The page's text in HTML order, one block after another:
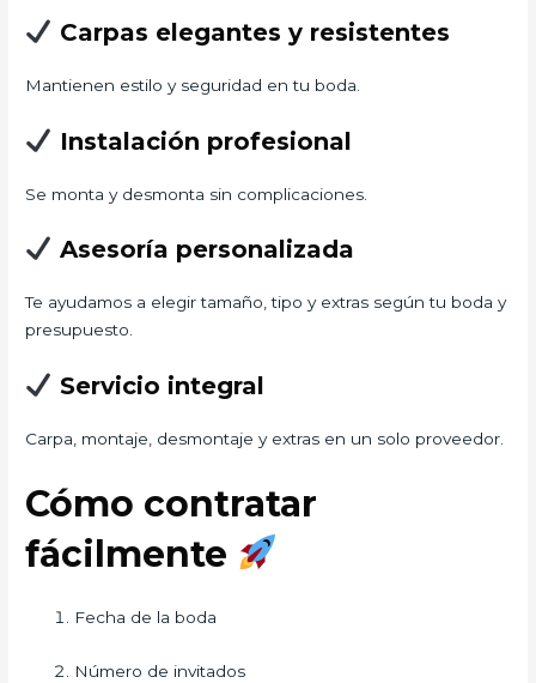
Carpas elegantes y resistentes
Mantienen estilo y seguridad en tu boda.
Instalación profesional
Se monta y desmonta sin complicaciones.
Asesoría personalizada
Te ayudamos a elegir tamaño, tipo y extras según tu boda y
presupuesto.
Servicio integral
Carpa, montaje, desmontaje y extras en un solo proveedor.
Cómo contratar
fácilmente
Fecha de la boda
Número de invitados